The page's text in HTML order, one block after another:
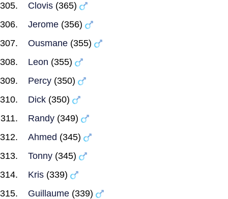
Clovis (365)
Jerome (356)
Ousmane (355)
Leon (355)
Percy (350)
Dick (350)
Randy (349)
Ahmed (345)
Tonny (345)
Kris (339)
Guillaume (339)